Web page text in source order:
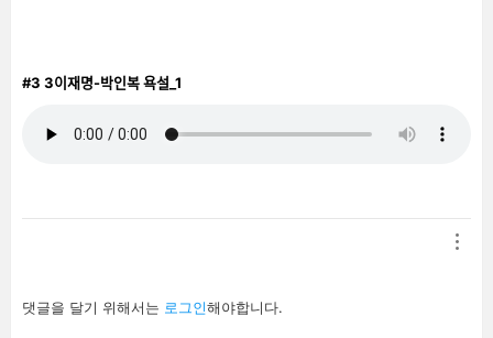
#3 3이재명-박인복 욕설_1
답
글
댓글을 달기 위해서는 로그인해야합니다.